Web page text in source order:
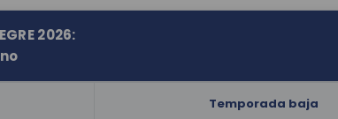
2026:
Temporada baja